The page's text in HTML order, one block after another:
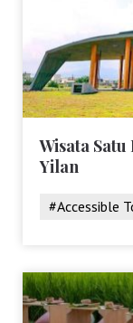
Wisata
Yilan
#Accessible